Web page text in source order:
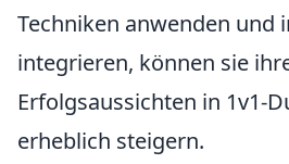
Techniken anwenden und
integrieren, können sie
Erfolgsaussichten in 1v1-
erheblich steigern.